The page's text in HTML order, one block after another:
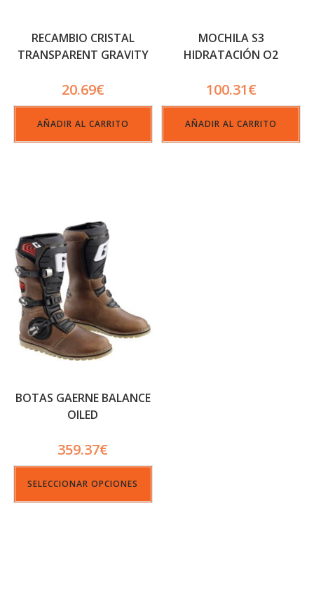
RECAMBIO CRISTAL
TRANSPARENT GRAVITY
20.69€
AÑADIR AL CARRITO
MOCHILA S3
HIDRATACIÓN O2
100.31€
AÑADIR AL CARRITO
BOTAS GAERNE BALANCE
OILED
359.37€
SELECCIONAR OPCIONES